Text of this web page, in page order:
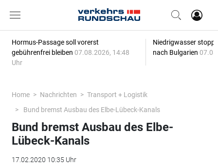
Hormus-Passage soll vorerst
gebührenfrei bleiben 07.08.2026, 14:48
Uhr
Niedrigwasser
nach Bulgarien
Home Nachrichten
Transport + Logistik
Bund bremst Ausbau des Elbe-Lübeck-Kanals
Bund bremst Ausbau des Elbe-
Lübeck-Kanals
17.02.2020 10:35 Uhr